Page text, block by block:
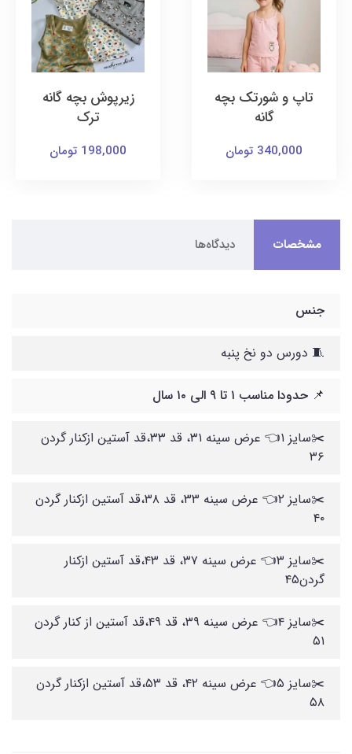
تاپ و شورتک بچه
گانه
340,000 تومان
زیرپوش بچه گانه
ترک
198,000 تومان
مشخصات دیدگاه‌ها
جنس
🧵 دورس دو نخ پنبه
📌 حدودا مناسب ۱ تا ۹ الی ۱۰ سال
✂️سایز ۱👈 عرض سینه ۳۱، قد ۳۳،قد آستین ازکنار گردن
۳۶
✂️سایز ۲👈 عرض سینه ۳۳، قد ۳۸،قد آستین ازکنار گردن
۴۰
✂️سایز ۳👈 عرض سینه ۳۷، قد ۴۳،قد آستین ازکنار
گردن۴۵
✂️سایز ۴👈 عرض سینه ۳۹، قد ۴۹،قد آستین از کنار گردن
۵۱
✂️سایز ۵👈 عرض سینه ۴۲، قد ۵۳،قد آستین ازکنار گردن
۵۸